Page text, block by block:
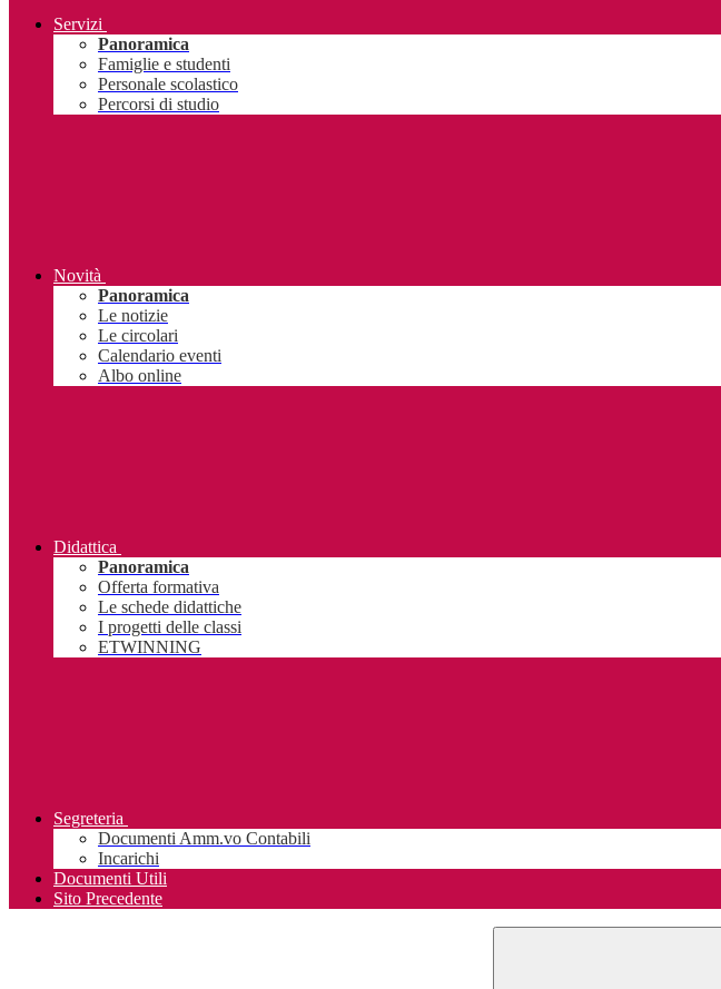
Servizi
Panoramica
Famiglie e studenti
Personale scolastico
Percorsi di studio
Novità
Panoramica
Le notizie
Le circolari
Calendario eventi
Albo online
Didattica
Panoramica
Offerta formativa
Le schede didattiche
I progetti delle classi
ETWINNING
Segreteria
Documenti Amm.vo Contabili
Incarichi
Documenti Utili
Sito Precedente